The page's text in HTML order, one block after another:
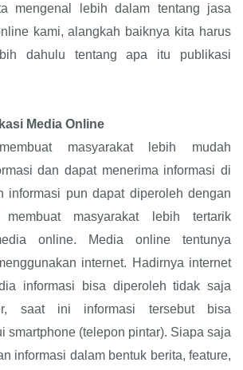
mengenal lebih dalam tentang jasa
kami, alangkah baiknya kita harus
dahulu tentang apa itu publikasi
Media Online
masyarakat lebih mudah
dan dapat menerima informasi di
informasi pun dapat diperoleh dengan
masyarakat lebih tertarik
online. Media online tentunya
internet. Hadirnya internet
informasi bisa diperoleh tidak saja
saat ini informasi tersebut bisa
smartphone (telepon pintar). Siapa saja
informasi dalam bentuk berita, feature,